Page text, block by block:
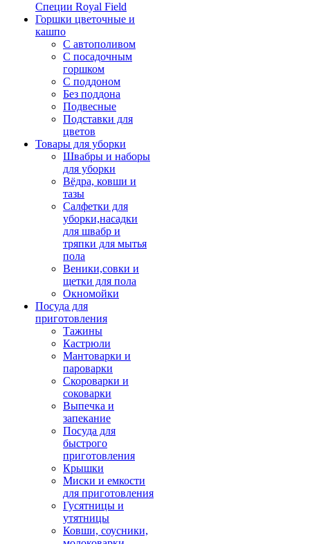
Специи Royal Field
Горшки цветочные и
кашпо
С автополивом
С посадочным
горшком
С поддоном
Без поддона
Подвесные
Подставки для
цветов
Товары для уборки
Швабры и наборы
для уборки
Вёдра, ковши и
тазы
Салфетки для
уборки,насадки
для швабр и
тряпки для мытья
пола
Веники,совки и
щетки для пола
Окномойки
Посуда для
приготовления
Тажины
Кастрюли
Мантоварки и
пароварки
Скороварки и
соковарки
Выпечка и
запекание
Посуда для
быстрого
приготовления
Крышки
Миски и емкости
для приготовления
Гусятницы и
утятницы
Ковши, соусники,